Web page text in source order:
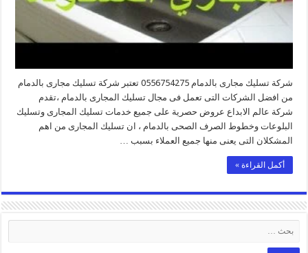
شركة تسليك مجارى بالدمام 0556754275 تعتبر شركة تسليك مجارى بالدمام
من افضل الشركات التى تعمل فى مجال تسليك المجارى بالدمام ،تقدم
شركة عالم الابداع عروض حصرية على جميع خدمات تسليك المجارى وتسليك
البلوعات وخطوط الصرف الصحى بالدمام ، ان تسليك المجارى من اهم
المشكلان التى يعنى منها جميع العملاء بسبب …
أكمل القراءة »